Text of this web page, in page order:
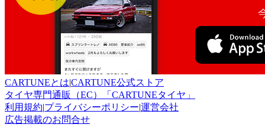
CARTUNEとは|CARTUNE公式ストア
タイヤ専門通販（EC）「CARTUNEタイヤ」
利用規約|プライバシーポリシー|運営会社
広告掲載のお問合せ